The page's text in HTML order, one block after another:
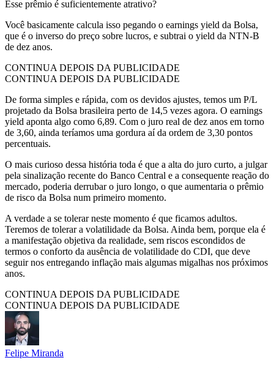
Esse prêmio é suficientemente atrativo?
Você basicamente calcula isso pegando o earnings yield da Bolsa,
que é o inverso do preço sobre lucros, e subtrai o yield da NTN-B
de dez anos.
CONTINUA DEPOIS DA PUBLICIDADE
CONTINUA DEPOIS DA PUBLICIDADE
De forma simples e rápida, com os devidos ajustes, temos um P/L
projetado da Bolsa brasileira perto de 14,5 vezes agora. O earnings
yield aponta algo como 6,89. Com o juro real de dez anos em torno
de 3,60, ainda teríamos uma gordura aí da ordem de 3,30 pontos
percentuais.
O mais curioso dessa história toda é que a alta do juro curto, a julgar
pela sinalização recente do Banco Central e a consequente reação do
mercado, poderia derrubar o juro longo, o que aumentaria o prêmio
de risco da Bolsa num primeiro momento.
A verdade a se tolerar neste momento é que ficamos adultos.
Teremos de tolerar a volatilidade da Bolsa. Ainda bem, porque ela é
a manifestação objetiva da realidade, sem riscos escondidos de
termos o conforto da ausência de volatilidade do CDI, que deve
seguir nos entregando inflação mais algumas migalhas nos próximos
anos.
CONTINUA DEPOIS DA PUBLICIDADE
CONTINUA DEPOIS DA PUBLICIDADE
Felipe Miranda